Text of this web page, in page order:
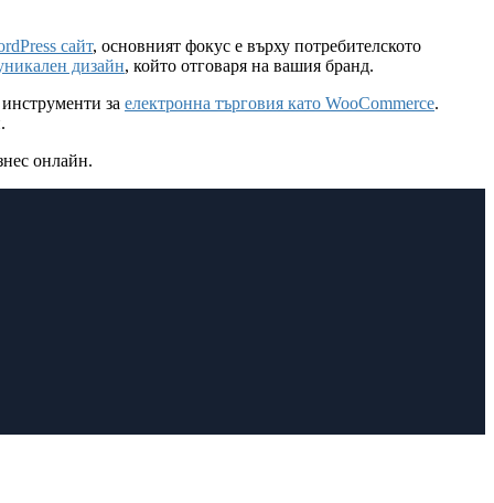
сайт, основният фокус е върху потребителското
дизайн, който отговаря на вашия бранд.
за електронна търговия като WooCommerce.
онлайн.